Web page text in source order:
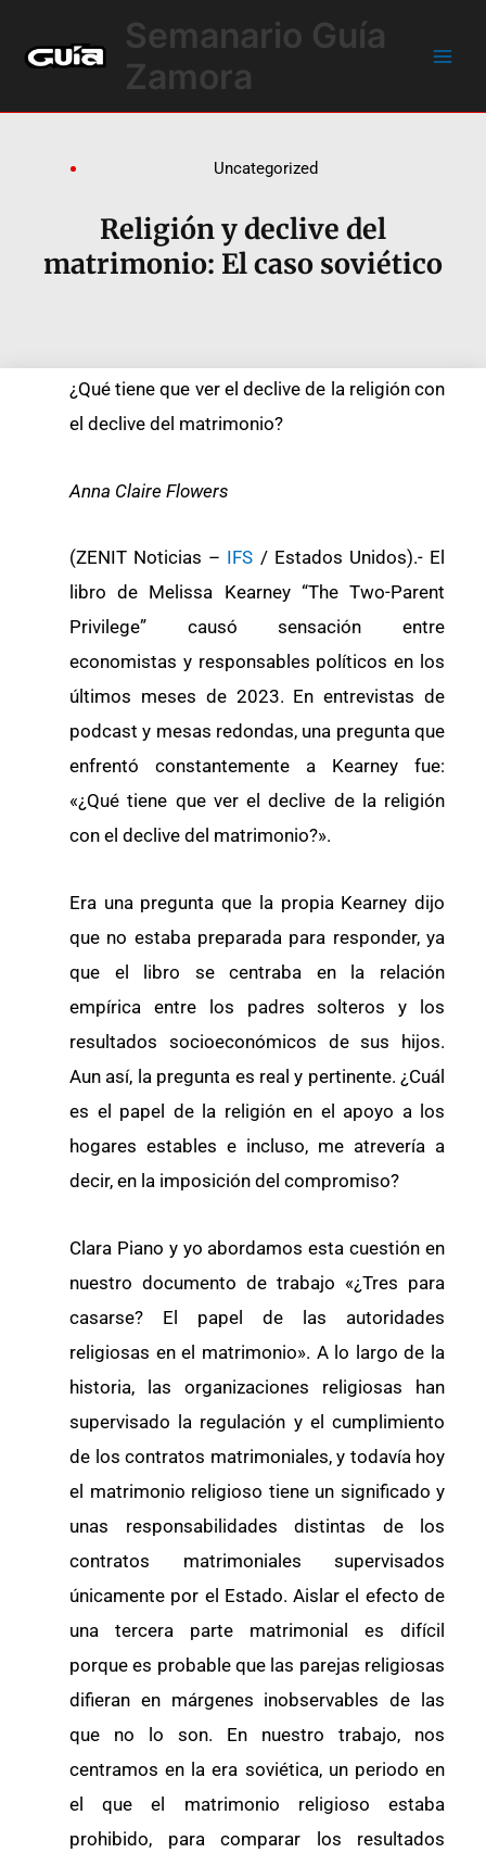
contenido
Semanario Guía
Zamora
Uncategorized
Religión y declive del
matrimonio: El caso soviético
¿Qué tiene que ver el declive de la religión con
el declive del matrimonio?
Anna Claire Flowers
(ZENIT Noticias – IFS / Estados Unidos).- El
libro de Melissa Kearney “The Two-Parent
Privilege” causó sensación entre
economistas y responsables políticos en los
últimos meses de 2023. En entrevistas de
podcast y mesas redondas, una pregunta que
enfrentó constantemente a Kearney fue:
«¿Qué tiene que ver el declive de la religión
con el declive del matrimonio?».
Era una pregunta que la propia Kearney dijo
que no estaba preparada para responder, ya
que el libro se centraba en la relación
empírica entre los padres solteros y los
resultados socioeconómicos de sus hijos.
Aun así, la pregunta es real y pertinente. ¿Cuál
es el papel de la religión en el apoyo a los
hogares estables e incluso, me atrevería a
decir, en la imposición del compromiso?
Clara Piano y yo abordamos esta cuestión en
nuestro documento de trabajo «¿Tres para
casarse? El papel de las autoridades
religiosas en el matrimonio». A lo largo de la
historia, las organizaciones religiosas han
supervisado la regulación y el cumplimiento
de los contratos matrimoniales, y todavía hoy
el matrimonio religioso tiene un significado y
unas responsabilidades distintas de los
contratos matrimoniales supervisados
únicamente por el Estado. Aislar el efecto de
una tercera parte matrimonial es difícil
porque es probable que las parejas religiosas
difieran en márgenes inobservables de las
que no lo son. En nuestro trabajo, nos
centramos en la era soviética, un periodo en
el que el matrimonio religioso estaba
prohibido, para comparar los resultados